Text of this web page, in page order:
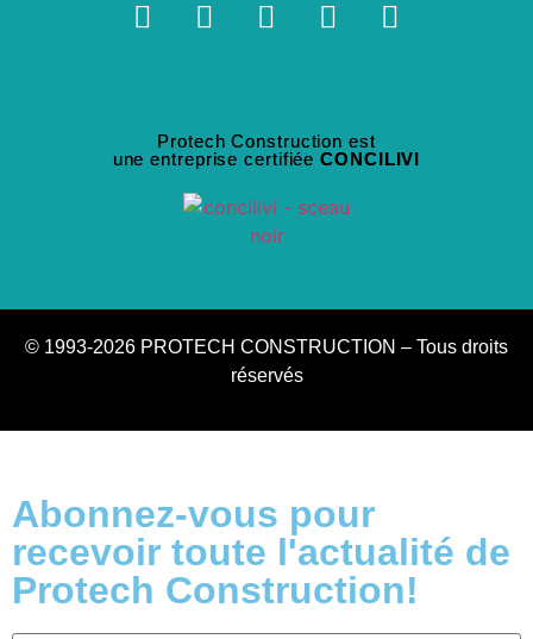
Protech Construction est
une entreprise certifiéeCONCILIVI
© 1993-2026 PROTECH CONSTRUCTION – Tous droits
réservés
Abonnez-vous pour
recevoir toute l'actualité de
Protech Construction!